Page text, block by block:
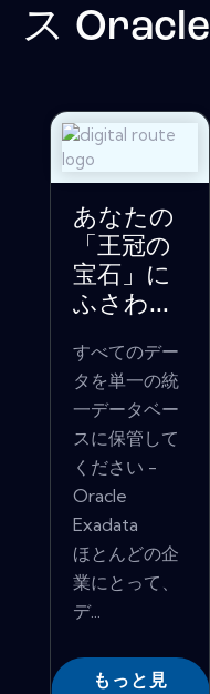
ス Oracle
あなたの
「王冠の
宝石」に
ふさわ...
すべてのデー
タを単一の統
一データベー
スに保管して
ください -
Oracle
Exadata
ほとんどの企
業にとって、
デ...
もっと見